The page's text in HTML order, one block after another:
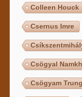
Colleen Houck
Csernus Imre
Csögyal
Csögyam